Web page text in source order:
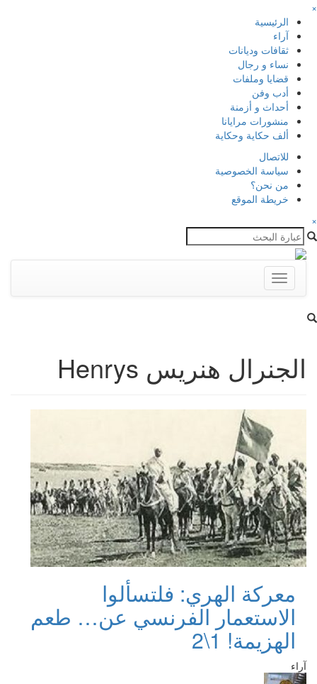
×
الرئيسية
آراء
ثقافات وديانات
نساء و رجال
قضايا وملفات
أدب وفن
أحداث و أزمنة
منشورات مرايانا
ألف حكاية وحكاية
للاتصال
سياسة الخصوصية
من نحن؟
خريطة الموقع
×
Toggle
navigation
الجنرال هنريس Henrys
معركة الهري: فلتسألوا
الاستعمار الفرنسي عن… طعم
الهزيمة! 1\2
آراء